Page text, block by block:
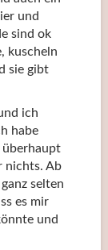
und
sind ok
kuscheln
sie gibt
ich
habe
überhaupt
nichts. Ab
selten
es mir
und